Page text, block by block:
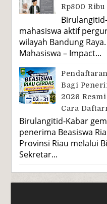
Rp800 Ribu
mahasiswa aktif
wilayah Bandung
Mahasiswa – Impact...
Bagi
2026
Cara
Birulangitid-Kabar
penerima Beasiswa
Provinsi Riau melalui
Sekretar...